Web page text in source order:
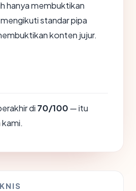
hanya membuktikan
mengikuti standar pipa
konten jujur.
di 70/100 — itu
kami.